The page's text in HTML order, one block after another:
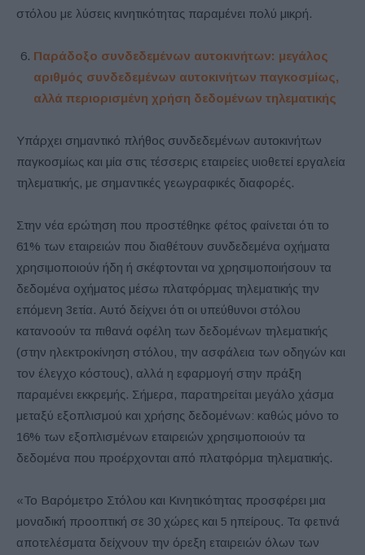
στόλου με λύσεις κινητικότητας παραμένει πολύ μικρή.
Παράδοξο συνδεδεμένων αυτοκινήτων: μεγάλος
αριθμός συνδεδεμένων αυτοκινήτων παγκοσμίως,
αλλά περιορισμένη χρήση δεδομένων τηλεματικής
Υπάρχει σημαντικό πλήθος συνδεδεμένων αυτοκινήτων
παγκοσμίως και μία στις τέσσερις εταιρείες υιοθετεί εργαλεία
τηλεματικής, με σημαντικές γεωγραφικές διαφορές.
Στην νέα ερώτηση που προστέθηκε φέτος φαίνεται ότι το
61% των εταιρειών που διαθέτουν συνδεδεμένα οχήματα
χρησιμοποιούν ήδη ή σκέφτονται να χρησιμοποιήσουν τα
δεδομένα οχήματος μέσω πλατφόρμας τηλεματικής την
επόμενη 3ετία. Αυτό δείχνει ότι οι υπεύθυνοι στόλου
κατανοούν τα πιθανά οφέλη των δεδομένων τηλεματικής
(στην ηλεκτροκίνηση στόλου, την ασφάλεια των οδηγών και
τον έλεγχο κόστους), αλλά η εφαρμογή στην πράξη
παραμένει εκκρεμής. Σήμερα, παρατηρείται μεγάλο χάσμα
μεταξύ εξοπλισμού και χρήσης δεδομένων: καθώς μόνο το
16% των εξοπλισμένων εταιρειών χρησιμοποιούν τα
δεδομένα που προέρχονται από πλατφόρμα τηλεματικής.
«Το Βαρόμετρο Στόλου και Κινητικότητας προσφέρει μια
μοναδική προοπτική σε 30 χώρες και 5 ηπείρους. Τα φετινά
αποτελέσματα δείχνουν την όρεξη εταιρειών όλων των